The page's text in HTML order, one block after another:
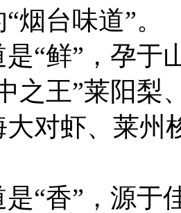
烟台味道”。
“鲜”，孕于
之王”莱阳梨
对虾、莱州
“香”，源于